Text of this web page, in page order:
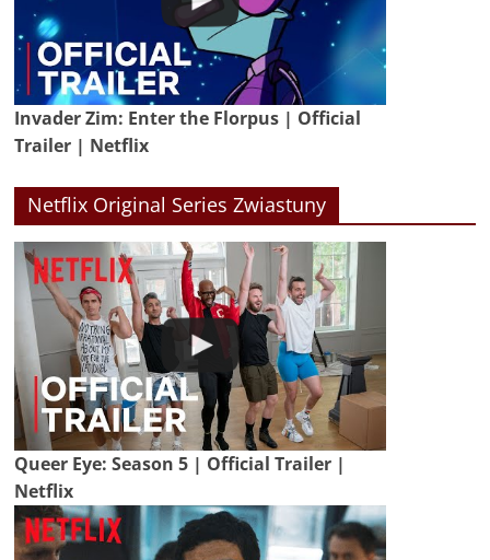
Invader Zim: Enter the Florpus | Official
Trailer | Netflix
Netflix Original Series Zwiastuny
Queer Eye: Season 5 | Official Trailer |
Netflix